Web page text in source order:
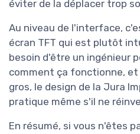
éviter de la déplacer trop
Au niveau de l'interface,
écran TFT qui est plutôt
besoin d'être un ingénieur
comment ça fonctionne, et
gros, le design de la Jura
pratique même s'il ne
En résumé, si vous n'êtes